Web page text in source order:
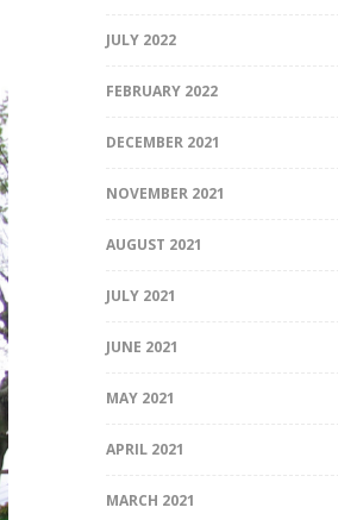
JULY 2022
FEBRUARY 2022
DECEMBER 2021
NOVEMBER 2021
AUGUST 2021
JULY 2021
JUNE 2021
MAY 2021
APRIL 2021
MARCH 2021